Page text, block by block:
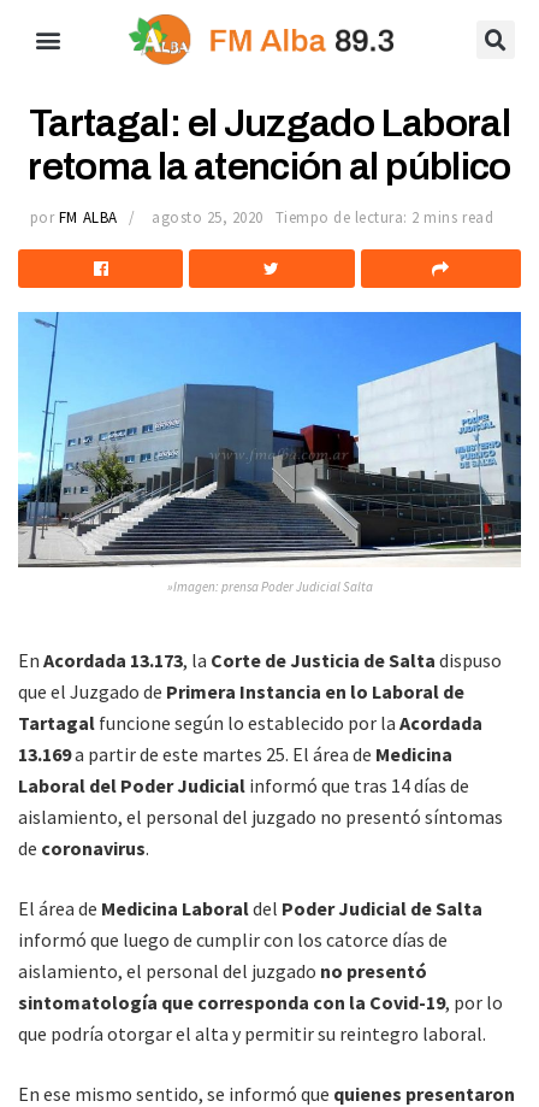
Tartagal: el Juzgado Laboral
retoma la atención al público
por FM ALBA agosto 25, 2020 Tiempo de lectura: 2 mins read
»Imagen: prensa Poder Judicial Salta
En Acordada 13.173, la Corte de Justicia de Salta dispuso
que el Juzgado de Primera Instancia en lo Laboral de
Tartagal funcione según lo establecido por la Acordada
13.169a partir de este martes 25. El área de Medicina
Laboral del Poder Judicial informó que tras 14 días de
aislamiento, el personal del juzgado no presentó síntomas
de coronavirus.
El área de Medicina Laboraldel Poder Judicial de Salta
informó que luego de cumplir con los catorce días de
aislamiento, el personal del juzgado no presentó
sintomatología que corresponda con la Covid-19, por lo
que podría otorgar el alta y permitir su reintegro laboral.
En ese mismo sentido, se informó que quienes presentaron